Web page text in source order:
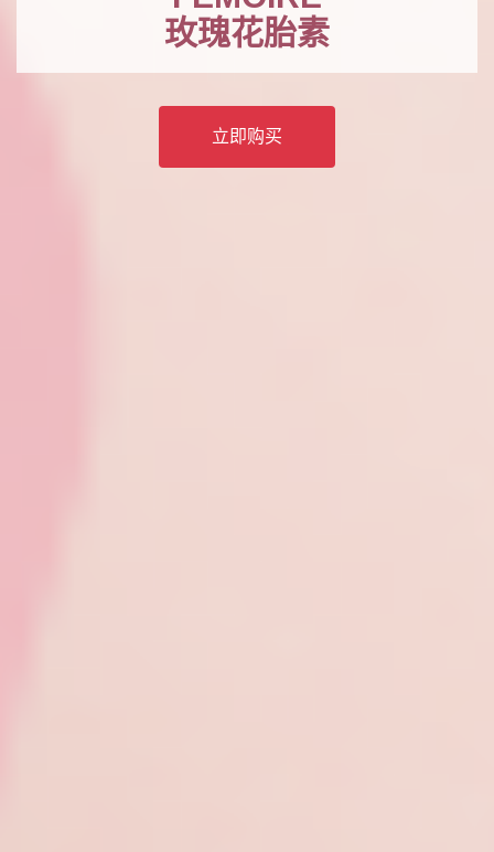
玫瑰花胎素
立即购买